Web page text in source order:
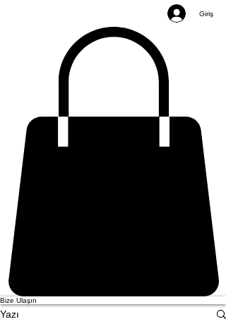
Giriş
Bize Ulaşın
Yazı